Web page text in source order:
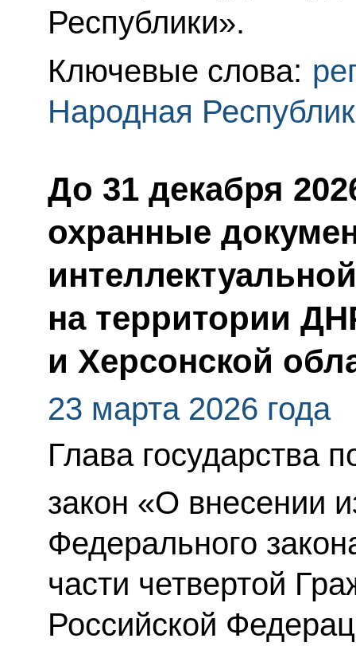
Республики».
Ключевые слова:
Народная
До 31 декабря
охранные
на территории
и Херсонской
23 марта 2026 года
Глава государства
закон «О внесении
Федерального
части четвертой
Российской